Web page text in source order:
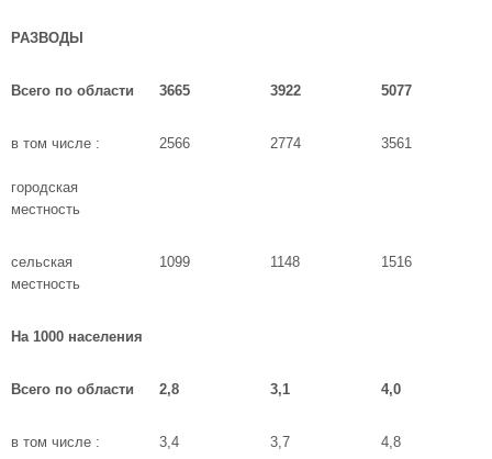
РАЗВОДЫ
Всего по области 3665 3922 5077
в том числе :
городская
местность
2566 2774 3561
сельская
местность
1099 1148 1516
На 1000 населения
Всего по области 2,8 3,1 4,0
в том числе : 3,4 3,7 4,8